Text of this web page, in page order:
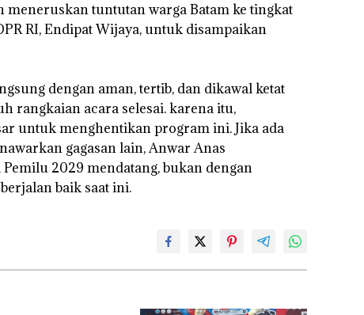
tuntutan warga Batam ke tingkat
RI, Endipat Wijaya, untuk disampaikan
dengan aman, tertib, dan dikawal ketat
rangkaian acara selesai. karena itu,
untuk menghentikan program ini. Jika ada
gagasan lain, Anwar Anas
2029 mendatang, bukan dengan
baik saat ini.